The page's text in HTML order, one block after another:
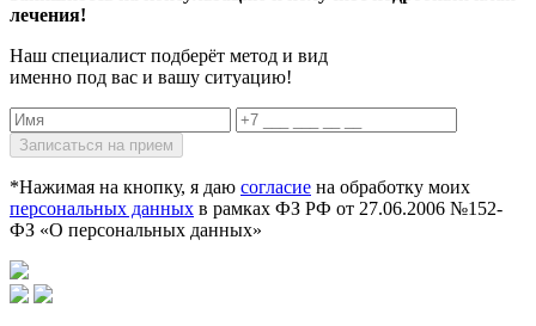
лечения!
Наш специалист подберёт метод и вид
именно под вас и вашу ситуацию!
*Нажимая на кнопку, я даю согласие на обработку моих
персональных данных в рамках ФЗ РФ от 27.06.2006 №152-
ФЗ «О персональных данных»